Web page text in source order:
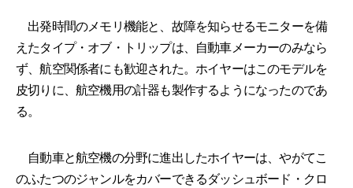
出発時間のメモリ機能と、故障を知らせるモニターを備
えたタイプ・オブ・トリップは、自動車メーカーのみなら
ず、航空関係者にも歓迎された。ホイヤーはこのモデルを
皮切りに、航空機用の計器も製作するようになったのであ
る。
自動車と航空機の分野に進出したホイヤーは、やがてこ
のふたつのジャンルをカバーできるダッシュボード・クロ